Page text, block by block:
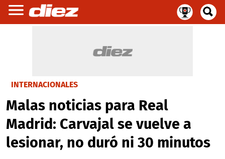
INTERNACIONALES
Malas noticias para Real
Madrid: Carvajal se vuelve a
lesionar, no duró ni 30 minutos